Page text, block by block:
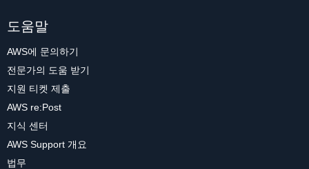
도움말
AWS에 문의하기
전문가의 도움 받기
지원 티켓 제출
AWS re:Post
지식 센터
AWS Support 개요
법무